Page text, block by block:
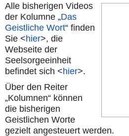
Alle bisherigen Videos
der Kolumne „Das
Geistliche Wort“ finden
Sie <hier>, die
Webseite der
Seelsorgeeinheit
befindet sich <hier>.
Über den Reiter
„Kolumnen“ können
die bisherigen
Geistlichen Worte
gezielt angesteuert werden.